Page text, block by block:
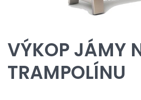
VÝKOP JÁMY
TRAMPOLÍNU